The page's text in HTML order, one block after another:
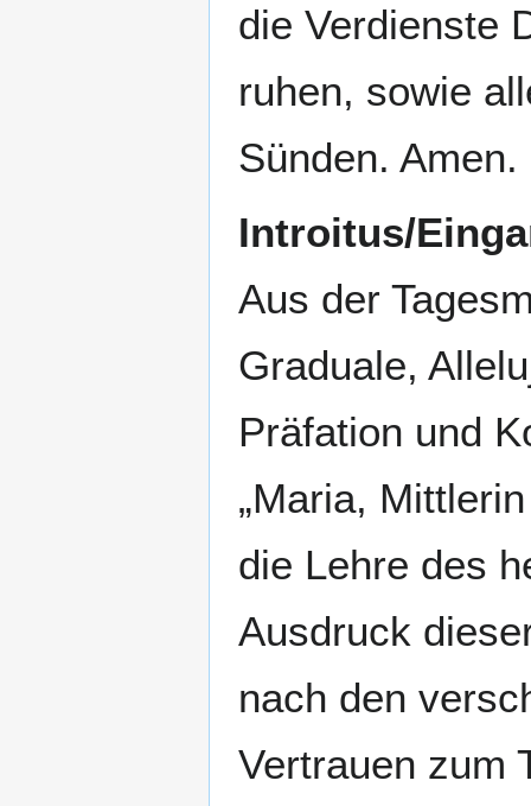
die Verdienste
ruhen, sowie
Sünden. Amen.
Introitus/
Aus der
Graduale,
Präfation und
„Maria,
die Lehre des
Ausdruck
nach den
Vertrauen zum